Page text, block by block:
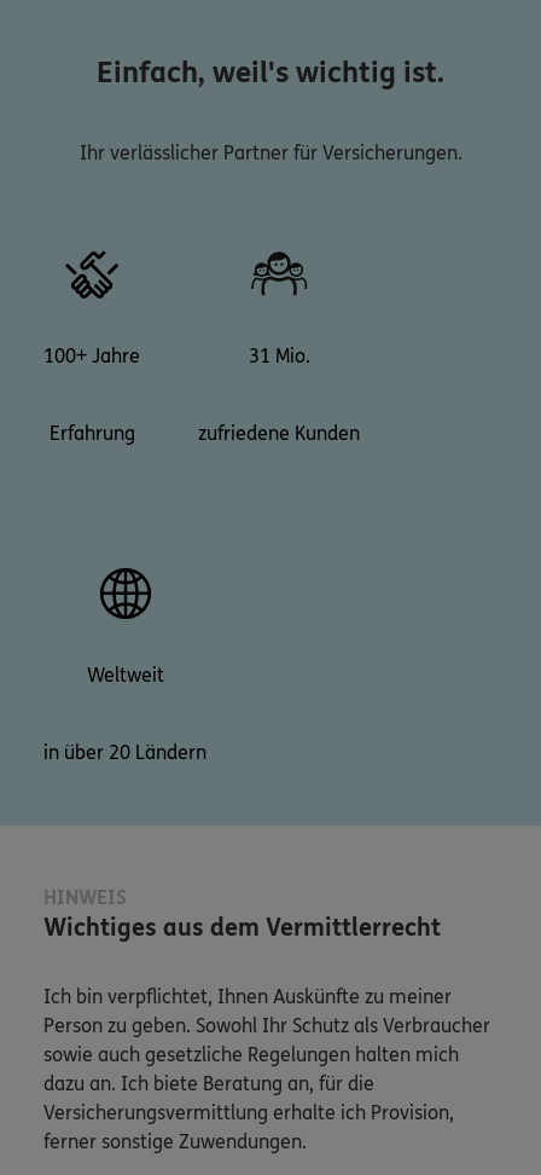
Einfach, weil's wichtig ist.
Ihr verlässlicher Partner für Versicherungen.
100+ Jahre
Erfahrung
31 Mio.
zufriedene Kunden
Weltweit
in über 20 Ländern
HINWEIS
Wichtiges aus dem Vermittlerrecht
Ich bin verpflichtet, Ihnen Auskünfte zu meiner
Person zu geben. Sowohl Ihr Schutz als Verbraucher
sowie auch gesetzliche Regelungen halten mich
dazu an. Ich biete Beratung an, für die
Versicherungsvermittlung erhalte ich Provision,
ferner sonstige Zuwendungen.